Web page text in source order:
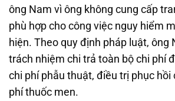
ông Nam vì ông không cung cấp
phù hợp cho công việc nguy hiểm
hiện. Theo quy định pháp luật, ông
trách nhiệm chi trả toàn bộ chi phí
chi phí phẫu thuật, điều trị phục hồi
phí thuốc men.